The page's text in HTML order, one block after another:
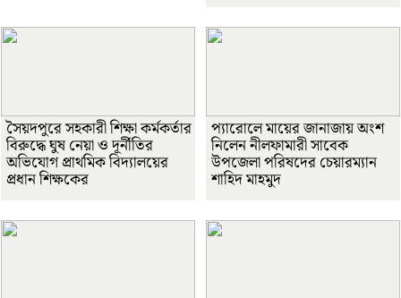
সৈয়দপুরে সহকারী শিক্ষা কর্মকর্তার
বিরুদ্ধে ঘুষ নেয়া ও দূর্নীতির
অভিযোগ প্রাথমিক বিদ্যালয়ের
প্রধান শিক্ষকের
প্যারোলে মায়ের জানাজায় অংশ
নিলেন নীলফামারী সাবেক
উপজেলা পরিষদের চেয়ারম্যান
শাহিদ মাহমুদ